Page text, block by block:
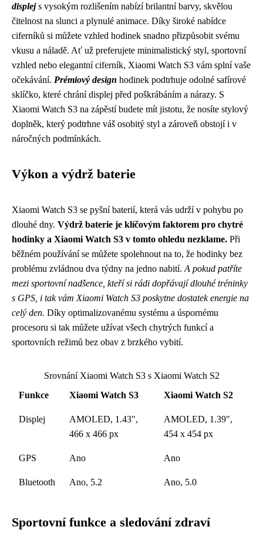
displejs vysokým rozlišením nabízí brilantní barvy, skvělou
čitelnost na slunci a plynulé animace. Díky široké nabídce
ciferníků si můžete vzhled hodinek snadno přizpůsobit svému
vkusu a náladě. Ať už preferujete minimalistický styl, sportovní
vzhled nebo elegantní ciferník, Xiaomi Watch S3 vám splní vaše
očekávání. Prémiový design hodinek podtrhuje odolné safírové
sklíčko, které chrání displej před poškrábáním a nárazy. S
Xiaomi Watch S3 na zápěstí budete mít jistotu, že nosíte stylový
doplněk, který podtrhne váš osobitý styl a zároveň obstojí i v
náročných podmínkách.
Výkon a výdrž baterie
Xiaomi Watch S3 se pyšní baterií, která vás udrží v pohybu po
dlouhé dny. Výdrž baterie je klíčovým faktorem pro chytré
hodinky a Xiaomi Watch S3 v tomto ohledu nezklame. Při
běžném používání se můžete spolehnout na to, že hodinky bez
problému zvládnou dva týdny na jedno nabití. A pokud patříte
mezi sportovní nadšence, kteří si rádi dopřávají dlouhé tréninky
s GPS, i tak vám Xiaomi Watch S3 poskytne dostatek energie na
celý den. Díky optimalizovanému systému a úspornému
procesoru si tak můžete užívat všech chytrých funkcí a
sportovních režimů bez obav z brzkého vybití.
Srovnání Xiaomi Watch S3 s Xiaomi Watch S2
Funkce
Xiaomi Watch S3 Xiaomi Watch S2
Displej
AMOLED, 1.43",
466 x 466 px
AMOLED, 1.39",
454 x 454 px
GPS Ano Ano
Bluetooth Ano, 5.2 Ano, 5.0
Sportovní funkce a sledování zdraví